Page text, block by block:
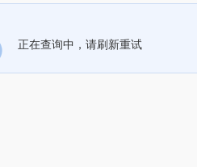
正在查询中，请刷新重试